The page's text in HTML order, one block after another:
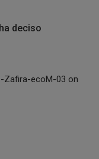
deciso